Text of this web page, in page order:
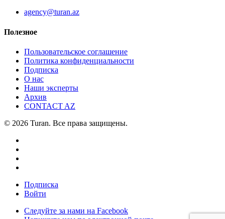
agency@turan.az
Полезное
Пользовательское соглашение
Политика конфиденциальности
Подписка
О нас
Наши эксперты
Архив
CONTACT AZ
© 2026 Turan. Все права защищены.
Подписка
Войти
Следуйте за нами на Facebook